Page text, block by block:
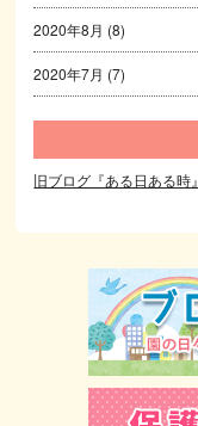
2020年8月 (8)
2020年7月 (7)
旧ブログ『ある日ある時』